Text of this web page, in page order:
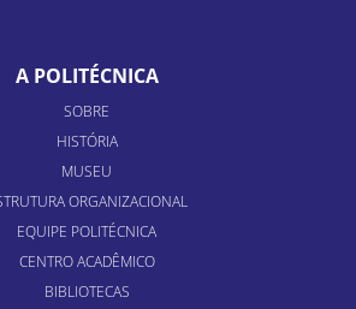
A POLITÉCNICA
SOBRE
HISTÓRIA
MUSEU
ORGANIZACIONAL
EQUIPE POLITÉCNICA
CENTRO ACADÊMICO
BIBLIOTECAS